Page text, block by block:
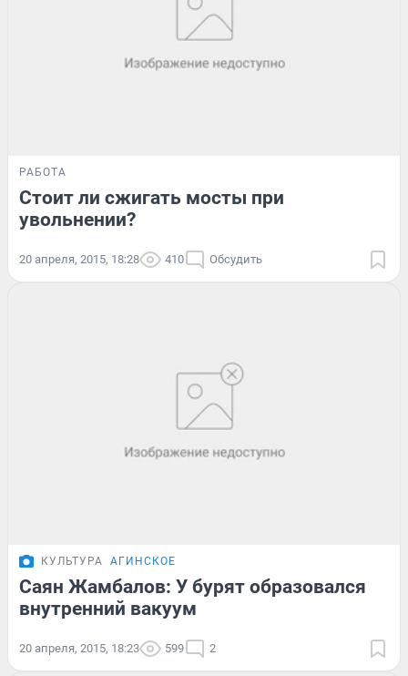
РАБОТА
Стоит ли сжигать мосты при
увольнении?
20 апреля, 2015, 18:28 410 Обсудить
КУЛЬТУРА АГИНСКОЕ
Саян Жамбалов: У бурят образовался
внутренний вакуум
20 апреля, 2015, 18:23 599 2